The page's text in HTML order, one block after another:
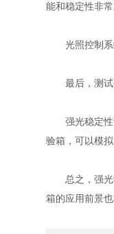
能和稳定性非常
光照控制系统
最后，测试平
强光稳定性试
验箱，可以模
总之，强光稳
箱的应用前景